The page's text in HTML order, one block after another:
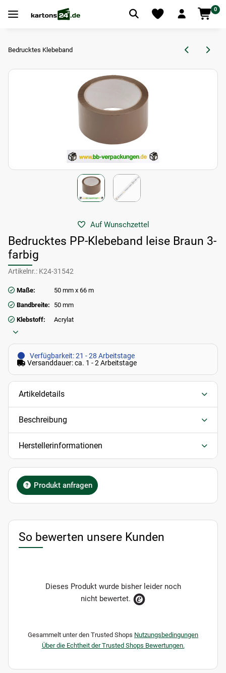
0
Bedrucktes Klebeband
Auf Wunschzettel
Bedrucktes PP-Klebeband leise Braun 3-
farbig
Artikelnr.: K24-31542
Maße:
50 mm x 66 m
Bandbreite:
50 mm
Klebstoff:
Acrylat
Verfügbarkeit: 21 - 28 Arbeitstage
Versanddauer: ca. 1 - 2 Arbeitstage
Artikeldetails
Beschreibung
Herstellerinformationen
Produkt anfragen
So bewerten unsere Kunden
Dieses Produkt wurde bisher leider noch
nicht bewertet.
Gesammelt unter den Trusted Shops Nutzungsbedingungen
Über die Echtheit der Trusted Shops Bewertungen.